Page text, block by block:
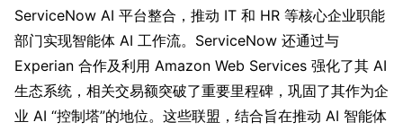
ServiceNow AI 平台整合，推动 IT 和 HR 等核心企业职能
部门实现智能体 AI 工作流。ServiceNow 还通过与
Experian 合作及利用 Amazon Web Services 强化了其 AI
生态系统，相关交易额突破了重要里程碑，巩固了其作为企
业 AI “控制塔”的地位。这些联盟，结合旨在推动 AI 智能体